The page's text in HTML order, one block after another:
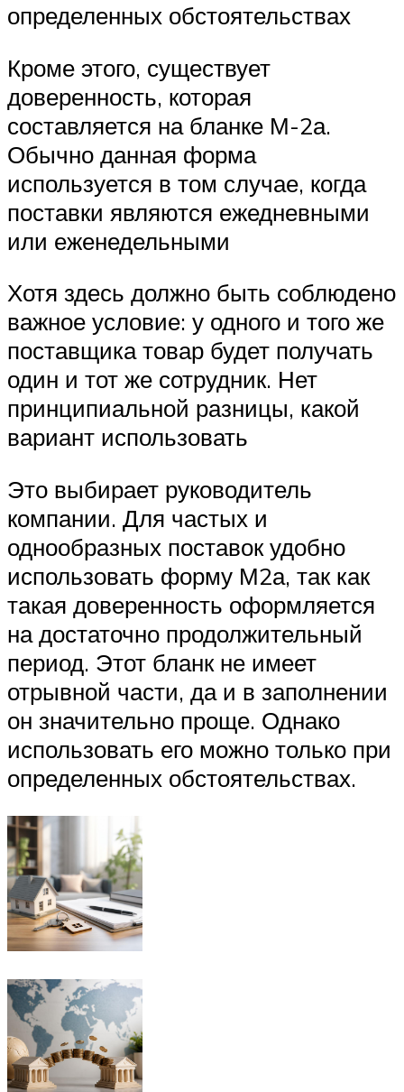
определенных обстоятельствах
Кроме этого, существует
доверенность, которая
составляется на бланке М-2а.
Обычно данная форма
используется в том случае, когда
поставки являются ежедневными
или еженедельными
Хотя здесь должно быть соблюдено
важное условие: у одного и того же
поставщика товар будет получать
один и тот же сотрудник. Нет
принципиальной разницы, какой
вариант использовать
Это выбирает руководитель
компании. Для частых и
однообразных поставок удобно
использовать форму М2а, так как
такая доверенность оформляется
на достаточно продолжительный
период. Этот бланк не имеет
отрывной части, да и в заполнении
он значительно проще. Однако
использовать его можно только при
определенных обстоятельствах.